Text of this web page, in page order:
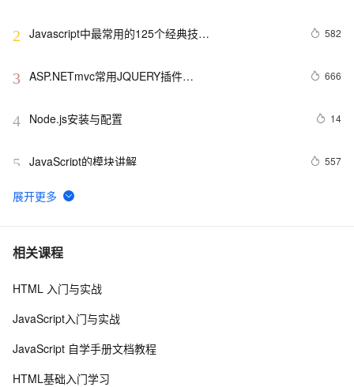
2 Javascript中最常用的125个经典技… 582
3 ASP.NETmvc常用JQUERY插件
666
4 Node.js安装与配置 14
5 JavaScript的模块讲解 557
6 ArcGIS JavaScript在线编辑
7 在VS2010里可以给JS函数添加代码提示\注释
8 Visual Studio正式支持jQuery JavaScript程式库
10node.js入门 - 8.api：events
相关课程
HTML 入门与实战
JavaScript入门与实战
JavaScript 自学手册文档教程
HTML基础入门学习